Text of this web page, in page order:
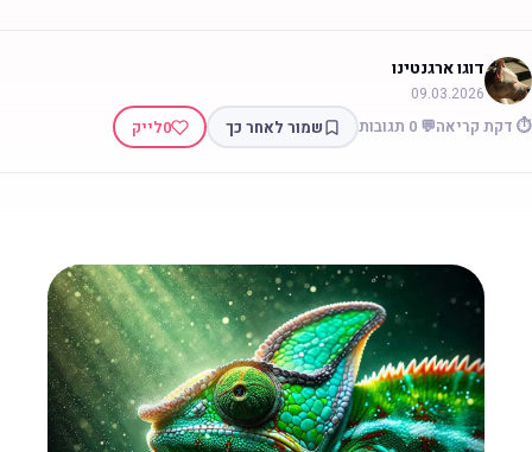
דוגו ארגנטינו
09.03.2026
דקת קריאה💬 0 תגובות שמור לאחר כך 0לייק